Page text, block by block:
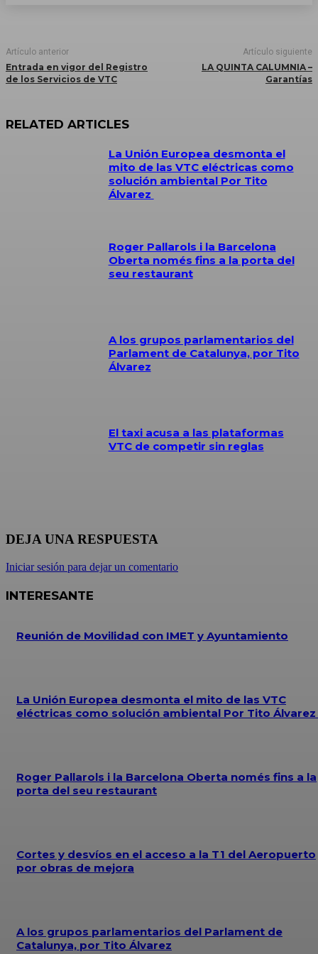
Artículo anterior
Entrada en vigor del Registro
de los Servicios de VTC
Artículo siguiente
LA QUINTA CALUMNIA –
Garantías
RELATED ARTICLES
La Unión Europea desmonta el
mito de las VTC eléctricas como
solución ambiental Por Tito
Álvarez
Roger Pallarols i la Barcelona
Oberta només fins a la porta del
seu restaurant
A los grupos parlamentarios del
Parlament de Catalunya, por Tito
Álvarez
El taxi acusa a las plataformas
VTC de competir sin reglas
DEJA UNA RESPUESTA
Iniciar sesión para dejar un comentario
INTERESANTE
Reunión de Movilidad con IMET y Ayuntamiento
La Unión Europea desmonta el mito de las VTC
eléctricas como solución ambiental Por Tito Álvarez
Roger Pallarols i la Barcelona Oberta només fins a la
porta del seu restaurant
Cortes y desvíos en el acceso a la T1 del Aeropuerto
por obras de mejora
A los grupos parlamentarios del Parlament de
Catalunya, por Tito Álvarez